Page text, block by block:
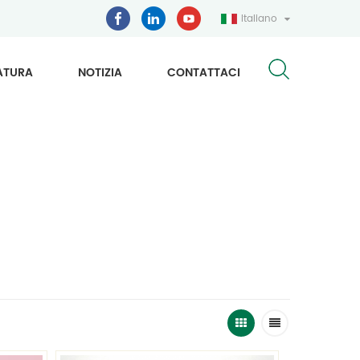
Italiano
NOTIZIA CONTATTACI